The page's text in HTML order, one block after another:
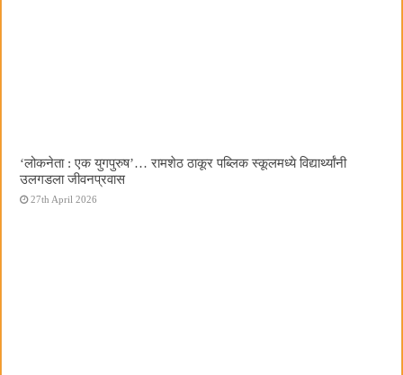
‌‘लोकनेता : एक युगपुरुष‌’… रामशेठ ठाकूर पब्लिक स्कूलमध्ये विद्यार्थ्यांनी
उलगडला जीवनप्रवास
27th April 2026